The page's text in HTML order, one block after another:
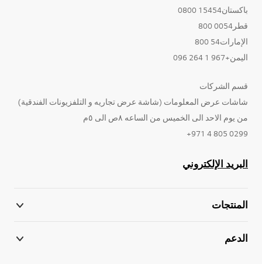
باكستان15454 0800
قطر0054 800
الإمارات54 800
اليمن+967 1 264 096
قسم الشركات
شاشات عرض المعلومات (شاشة عرض تجاريه و التلفزيونات الفندقية)
من يوم الاحد الى الخميس من الساعه ٨ص الى ٥م
0299 805 4 971+
البريد الإلكتروني
المنتجات
الدعم